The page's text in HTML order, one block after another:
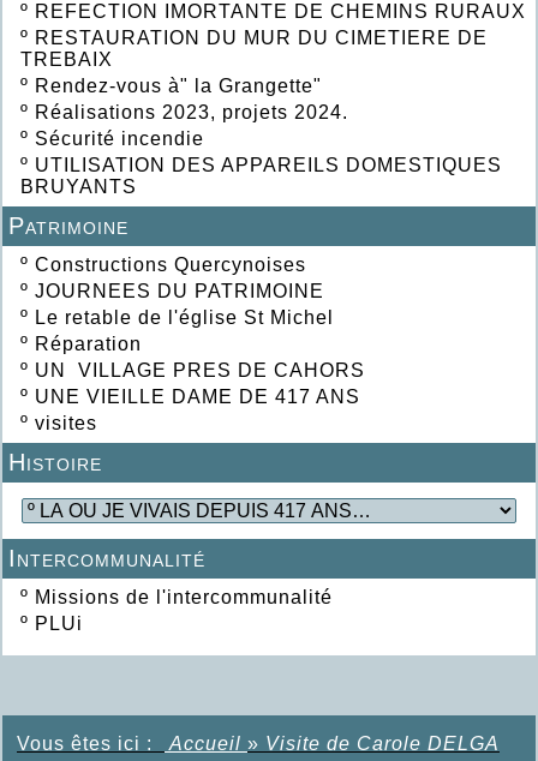
º REFECTION IMORTANTE DE CHEMINS RURAUX
º RESTAURATION DU MUR DU CIMETIERE DE
TREBAIX
º Rendez-vous à" la Grangette"
º Réalisations 2023, projets 2024.
º Sécurité incendie
º UTILISATION DES APPAREILS DOMESTIQUES
BRUYANTS
Patrimoine
º Constructions Quercynoises
º JOURNEES DU PATRIMOINE
º Le retable de l'église St Michel
º Réparation
º UN VILLAGE PRES DE CAHORS
º UNE VIEILLE DAME DE 417 ANS
º visites
Histoire
Intercommunalité
º Missions de l'intercommunalité
º PLUi
Vous êtes ici : Accueil » Visite de Carole DELGA